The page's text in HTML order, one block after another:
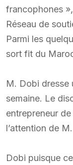
francophones
Réseau de
Parmi les
sort fit du
M. Dobi dresse
semaine. Le
entrepreneur
l’attention de M.
Dobi puisque